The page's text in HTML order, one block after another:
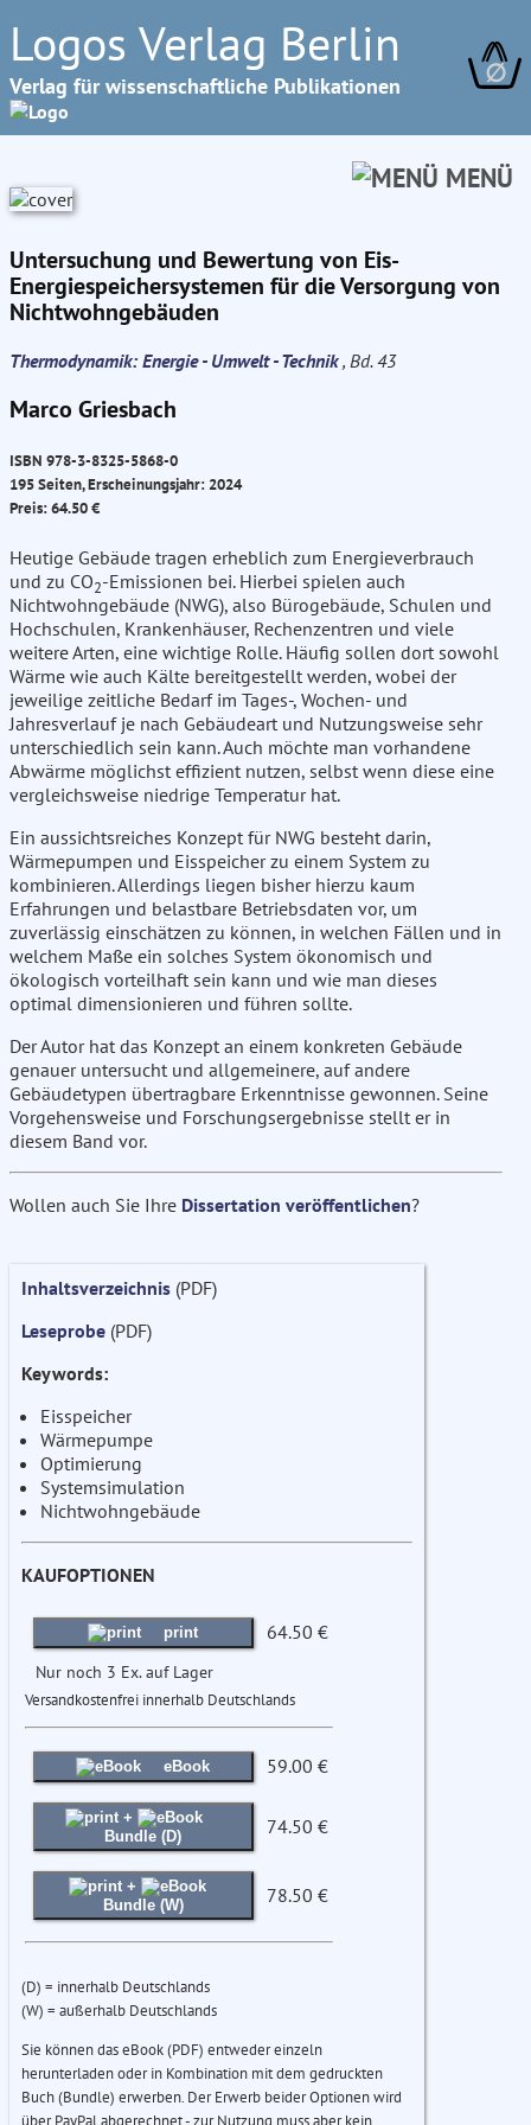
Logos Verlag Berlin
Verlag für wissenschaftliche Publikationen ∅
MENÜ
Untersuchung und Bewertung von Eis-
Energiespeichersystemen für die Versorgung von
Nichtwohngebäuden
Thermodynamik: Energie - Umwelt - Technik, Bd. 43
Marco Griesbach
ISBN 978-3-8325-5868-0
195 Seiten, Erscheinungsjahr: 2024
Preis: 64.50 €
Heutige Gebäude tragen erheblich zum Energieverbrauch
und zu CO2-Emissionen bei. Hierbei spielen auch
Nichtwohngebäude (NWG), also Bürogebäude, Schulen und
Hochschulen, Krankenhäuser, Rechenzentren und viele
weitere Arten, eine wichtige Rolle. Häufig sollen dort sowohl
Wärme wie auch Kälte bereitgestellt werden, wobei der
jeweilige zeitliche Bedarf im Tages-, Wochen- und
Jahresverlauf je nach Gebäudeart und Nutzungsweise sehr
unterschiedlich sein kann. Auch möchte man vorhandene
Abwärme möglichst effizient nutzen, selbst wenn diese eine
vergleichsweise niedrige Temperatur hat.
Ein aussichtsreiches Konzept für NWG besteht darin,
Wärmepumpen und Eisspeicher zu einem System zu
kombinieren. Allerdings liegen bisher hierzu kaum
Erfahrungen und belastbare Betriebsdaten vor, um
zuverlässig einschätzen zu können, in welchen Fällen und in
welchem Maße ein solches System ökonomisch und
ökologisch vorteilhaft sein kann und wie man dieses
optimal dimensionieren und führen sollte.
Der Autor hat das Konzept an einem konkreten Gebäude
genauer untersucht und allgemeinere, auf andere
Gebäudetypen übertragbare Erkenntnisse gewonnen. Seine
Vorgehensweise und Forschungsergebnisse stellt er in
diesem Band vor.
Wollen auch Sie Ihre Dissertation veröffentlichen?
Inhaltsverzeichnis (PDF)
Leseprobe (PDF)
Keywords:
Eisspeicher
Wärmepumpe
Optimierung
Systemsimulation
Nichtwohngebäude
KAUFOPTIONEN
print 64.50 €
Nur noch 3 Ex. auf Lager
Versandkostenfrei innerhalb Deutschlands
eBook 59.00 €
+
Bundle (D)
74.50 €
+
Bundle (W)
78.50 €
(D) = innerhalb Deutschlands
(W) = außerhalb Deutschlands
Sie können das eBook (PDF) entweder einzeln
herunterladen oder in Kombination mit dem gedruckten
Buch (Bundle) erwerben. Der Erwerb beider Optionen wird